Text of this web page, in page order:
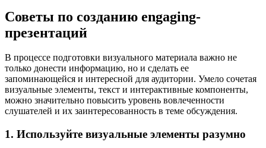
Советы по созданию engaging-
презентаций
В процессе подготовки визуального материала важно не
только донести информацию, но и сделать ее
запоминающейся и интересной для аудитории. Умело сочетая
визуальные элементы, текст и интерактивные компоненты,
можно значительно повысить уровень вовлеченности
слушателей и их заинтересованность в теме обсуждения.
1. Используйте визуальные элементы разумно